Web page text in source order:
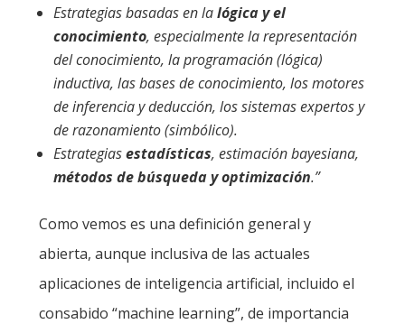
Estrategias basadas en lalógica y el
conocimiento, especialmente la representación
del conocimiento, la programación (lógica)
inductiva, las bases de conocimiento, los motores
de inferencia y deducción, los sistemas expertos y
de razonamiento (simbólico).
Estrategiasestadísticas, estimación bayesiana,
métodos de búsqueda y optimización.”
Como vemos es una definición general y
abierta, aunque inclusiva de las actuales
aplicaciones de inteligencia artificial, incluido el
consabido “machine learning”, de importancia